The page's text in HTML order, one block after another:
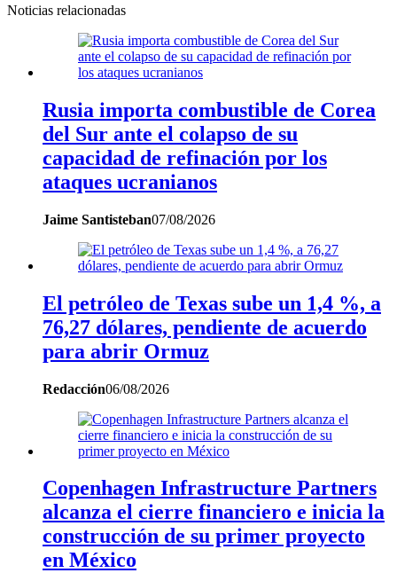
Noticias relacionadas
Rusia importa combustible de Corea
del Sur ante el colapso de su
capacidad de refinación por los
ataques ucranianos
Jaime Santisteban07/08/2026
El petróleo de Texas sube un 1,4 %, a
76,27 dólares, pendiente de acuerdo
para abrir Ormuz
Redacción06/08/2026
Copenhagen Infrastructure Partners
alcanza el cierre financiero e inicia la
construcción de su primer proyecto
en México